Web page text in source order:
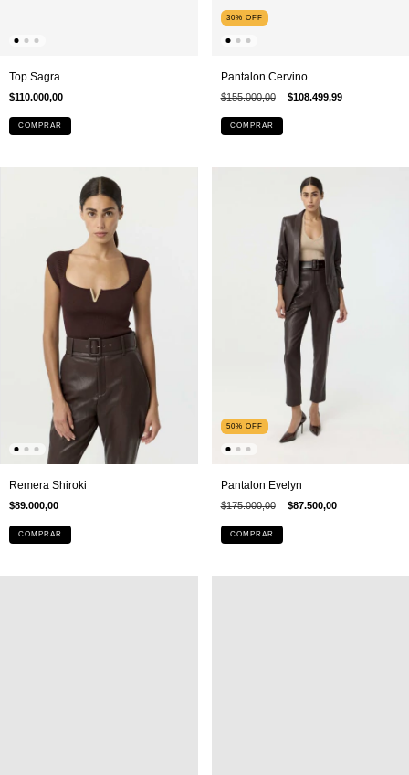
Top Sagra
$110.000,00
COMPRAR
30% OFF
Pantalon Cervino
$155.000,00 $108.499,99
COMPRAR
Remera Shiroki
$89.000,00
COMPRAR
50% OFF
Pantalon Evelyn
$175.000,00 $87.500,00
COMPRAR